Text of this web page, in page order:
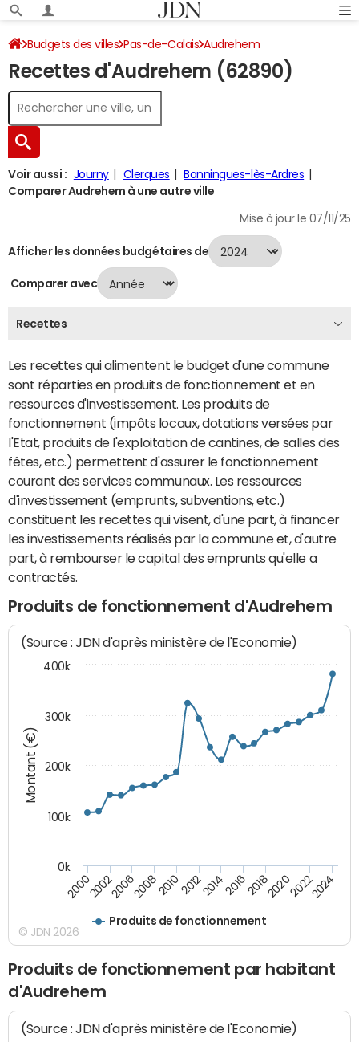
Budgets des villes Pas-de-Calais Audrehem
Recettes 2024
Recettes d'Audrehem (62890)
Voir aussi : Journy Clerques
Bonningues-lès-Ardres
Comparer Audrehem à une autre ville
Mise à jour le 07/11/25
Afficher les données budgétaires de
Comparer avec
Recettes
Les recettes qui alimentent le budget d'une commune
sont réparties en produits de fonctionnement et en
ressources d'investissement. Les produits de
fonctionnement (impôts locaux, dotations versées par
l'Etat, produits de l'exploitation de cantines, de salles des
fêtes, etc.) permettent d'assurer le fonctionnement
courant des services communaux. Les ressources
d'investissement (emprunts, subventions, etc.)
constituent les recettes qui visent, d'une part, à financer
les investissements réalisés par la commune et, d'autre
part, à rembourser le capital des emprunts qu'elle a
contractés.
Produits de fonctionnement d'Audrehem
Montant (€)
(Source : JDN d'après ministère de l'Economie)
Produits de fonctionnement
200020022006200820102012201420162018202020222024
0k
100k
200k
300k
400k
© JDN 2026
Produits de fonctionnement par habitant
d'Audrehem
(Source : JDN d'après ministère de l'Economie)